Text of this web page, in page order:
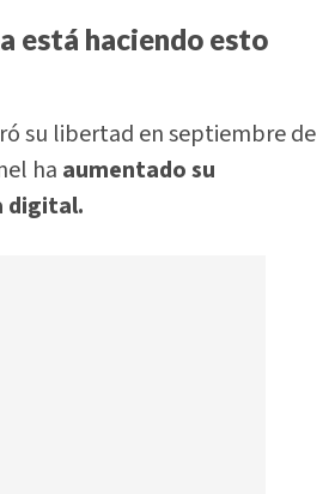
está haciendo esto
su libertad en septiembre de
ha aumentado su
digital.